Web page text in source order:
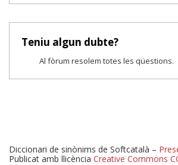
Teniu algun dubte?
Al fòrum resolem totes les qüestions.
Diccionari de sinònims de Softcatalà –
Publicat amb llicència Creative Commons